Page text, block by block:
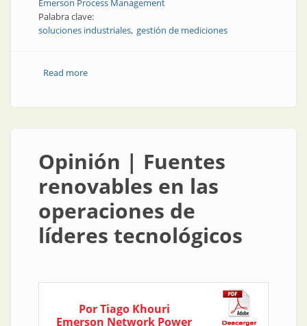
Emerson Process Management
Palabra clave:
soluciones industriales gestión de mediciones
Read moreabout Empresa | Noticias de un referente industrial
Opinión | Fuentes
renovables en las
operaciones de
líderes tecnológicos
Por Tiago Khouri
Emerson Network Power